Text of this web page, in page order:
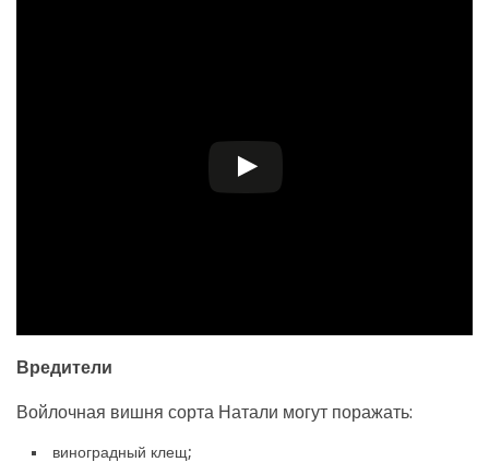
Вредители
Войлочная вишня сорта Натали могут поражать:
виноградный клещ;